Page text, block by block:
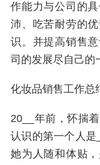
作能力与公司的
沛、吃苦耐劳的
识。并提高销售
司的发展尽自己的
化妆品销售工作总
20__年前，怀揣
认识的第一个人是
她为人随和体贴